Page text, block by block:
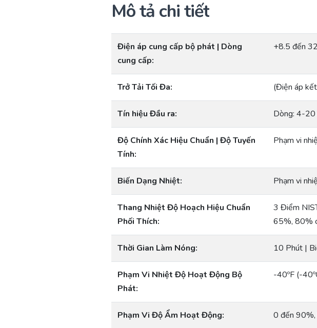
Mô tả chi tiết
Điện áp cung cấp bộ phát | Dòng
cung cấp:
+8.5 đến
Trở Tải Tối Đa: (Điện áp
Tín hiệu Đầu ra: Dòng: 4-
Độ Chính Xác Hiệu Chuẩn | Độ Tuyến
Tính:
Phạm vi
Biến Dạng Nhiệt: Phạm vi
Thang Nhiệt Độ Hoạch Hiệu Chuẩn
Phối Thích:
3 Điểm
65%, 80%
Thời Gian Làm Nóng: 10 Phút |
Phạm Vi Nhiệt Độ Hoạt Động Bộ
Phát:
-40ºF (-
Phạm Vi Độ Ẩm Hoạt Động: 0 đến